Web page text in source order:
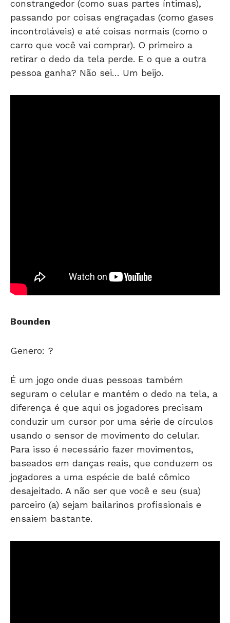
constrangedor (como suas partes íntimas),
passando por coisas engraçadas (como gases
incontroláveis) e até coisas normais (como o
carro que você vai comprar). O primeiro a
retirar o dedo da tela perde. E o que a outra
pessoa ganha? Não sei… Um beijo.
Bounden
Genero: ?
É um jogo onde duas pessoas também
seguram o celular e mantém o dedo na tela, a
diferença é que aqui os jogadores precisam
conduzir um cursor por uma série de círculos
usando o sensor de movimento do celular.
Para isso é necessário fazer movimentos,
baseados em danças reais, que conduzem os
jogadores a uma espécie de balé cômico
desajeitado. A não ser que você e seu (sua)
parceiro (a) sejam bailarinos profissionais e
ensaiem bastante.